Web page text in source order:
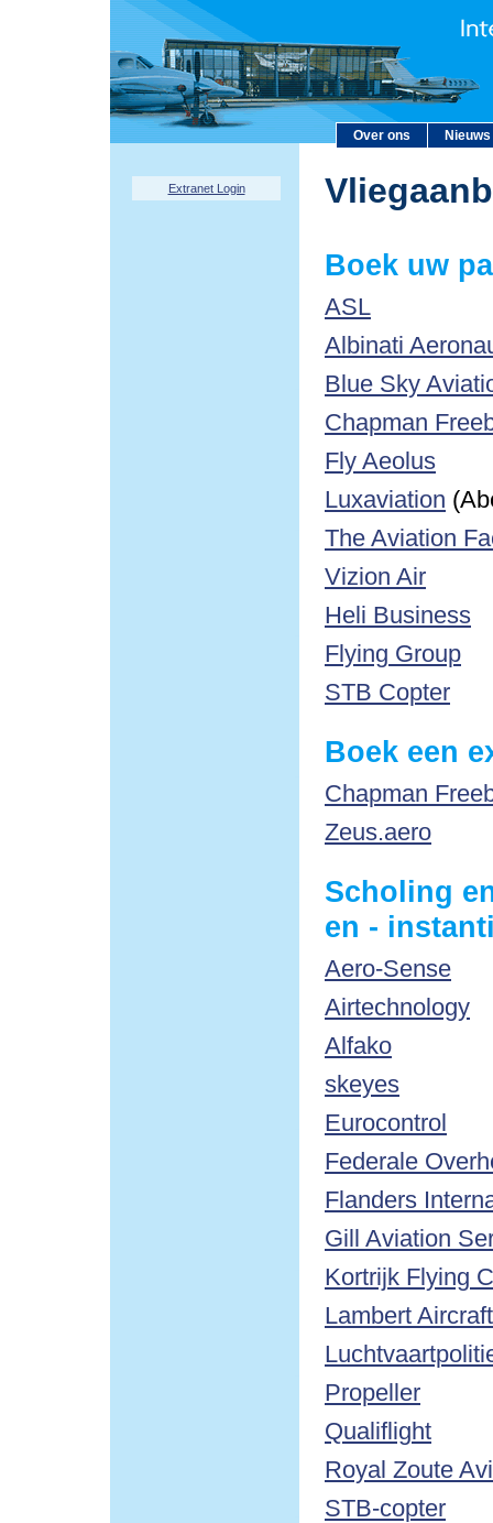
Over ons Nieuws
Extranet Login
Boek uw
ASL
Albinati
Blue Sky
Chapman
Fly Aeolus
Luxaviation
The Aviation
Vizion Air
Heli Business
Flying Group
STB Copter
Boek een
Chapman
Zeus.aero
Scholing
en -
Aero-Sense
Airtechnology
Alfako
skeyes
Eurocontrol
Federale
Flanders
Gill Aviation
Kortrijk Flying
Lambert
Propeller
Qualiflight
Royal Zoute
STB-copter